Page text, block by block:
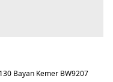
Bayan Kemer BW9207